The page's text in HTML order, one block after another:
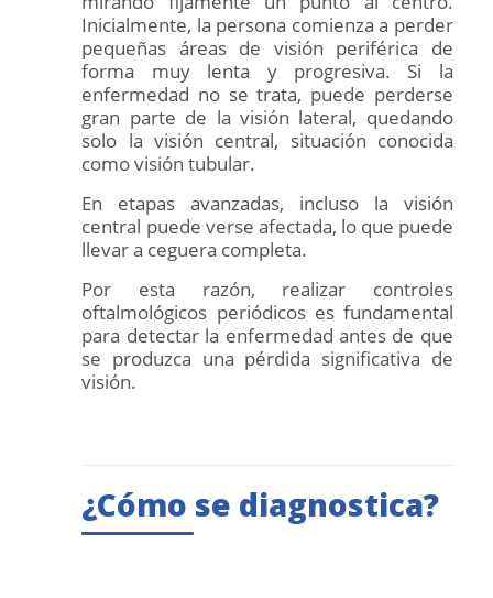
Inicialmente, la persona comienza a perder
pequeñas áreas de visión periférica de
forma muy lenta y progresiva. Si la
enfermedad no se trata, puede perderse
gran parte de la visión lateral, quedando
solo la visión central, situación conocida
como visión tubular.
En etapas avanzadas, incluso la visión
central puede verse afectada, lo que puede
llevar a ceguera completa.
Por esta razón, realizar controles
oftalmológicos periódicos es fundamental
para detectar la enfermedad antes de que
se produzca una pérdida significativa de
visión.
¿Cómo se diagnostica?